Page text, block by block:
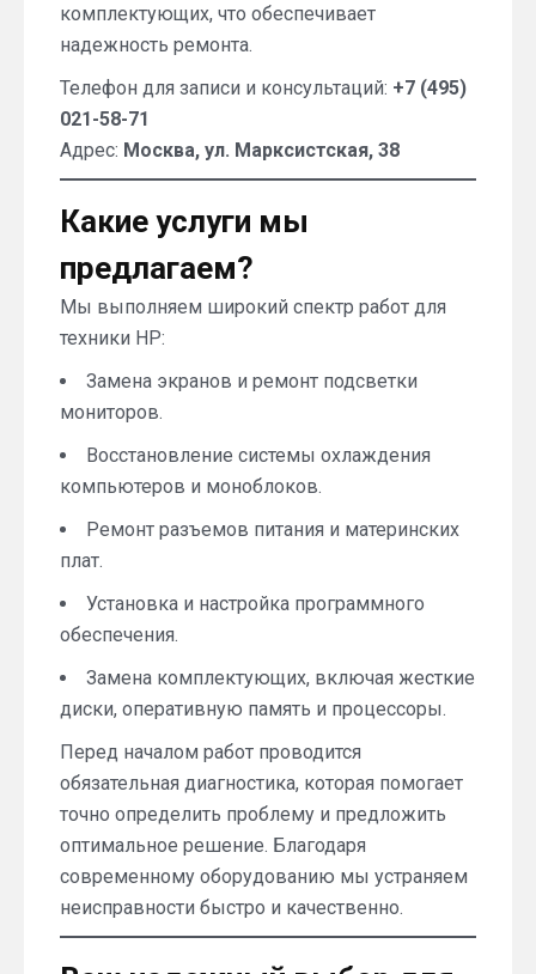
комплектующих, что обеспечивает
надежность ремонта.
Телефон для записи и консультаций: +7 (495)
021-58-71
Адрес: Москва, ул. Марксистская, 38
Какие услуги мы
предлагаем?
Мы выполняем широкий спектр работ для
техники HP:
Замена экранов и ремонт подсветки
мониторов.
Восстановление системы охлаждения
компьютеров и моноблоков.
Ремонт разъемов питания и материнских
плат.
Установка и настройка программного
обеспечения.
Замена комплектующих, включая жесткие
диски, оперативную память и процессоры.
Перед началом работ проводится
обязательная диагностика, которая помогает
точно определить проблему и предложить
оптимальное решение. Благодаря
современному оборудованию мы устраняем
неисправности быстро и качественно.